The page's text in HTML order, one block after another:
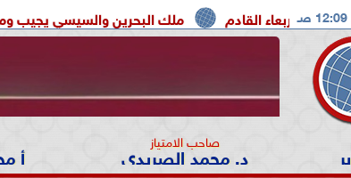
12:09 صـ ملك البحرين والسيسي يجيب وماذا بعد القادم
صاحب الامتياز
د. محمد الصريدي أ